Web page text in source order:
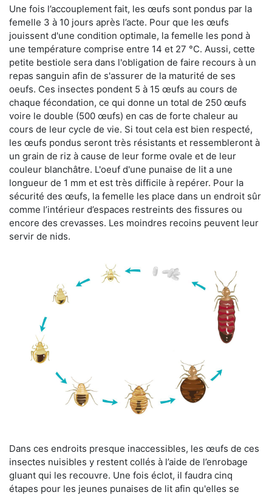
Une fois l’accouplement fait, les œufs sont pondus par la
femelle 3 à 10 jours après l’acte. Pour que les œufs
jouissent d'une condition optimale, la femelle les pond à
une température comprise entre 14 et 27 °C. Aussi, cette
petite bestiole sera dans l'obligation de faire recours à un
repas sanguin afin de s'assurer de la maturité de ses
oeufs. Ces insectes pondent 5 à 15 œufs au cours de
chaque fécondation, ce qui donne un total de 250 œufs
voire le double (500 œufs) en cas de forte chaleur au
cours de leur cycle de vie. Si tout cela est bien respecté,
les œufs pondus seront très résistants et ressembleront à
un grain de riz à cause de leur forme ovale et de leur
couleur blanchâtre. L'oeuf d'une punaise de lit a une
longueur de 1 mm et est très difficile à repérer. Pour la
sécurité des œufs, la femelle les place dans un endroit sûr
comme l’intérieur d’espaces restreints des fissures ou
encore des crevasses. Les moindres recoins peuvent leur
servir de nids.
Dans ces endroits presque inaccessibles, les œufs de ces
insectes nuisibles y restent collés à l’aide de l’enrobage
gluant qui les recouvre. Une fois éclot, il faudra cinq
étapes pour les jeunes punaises de lit afin qu'elles se